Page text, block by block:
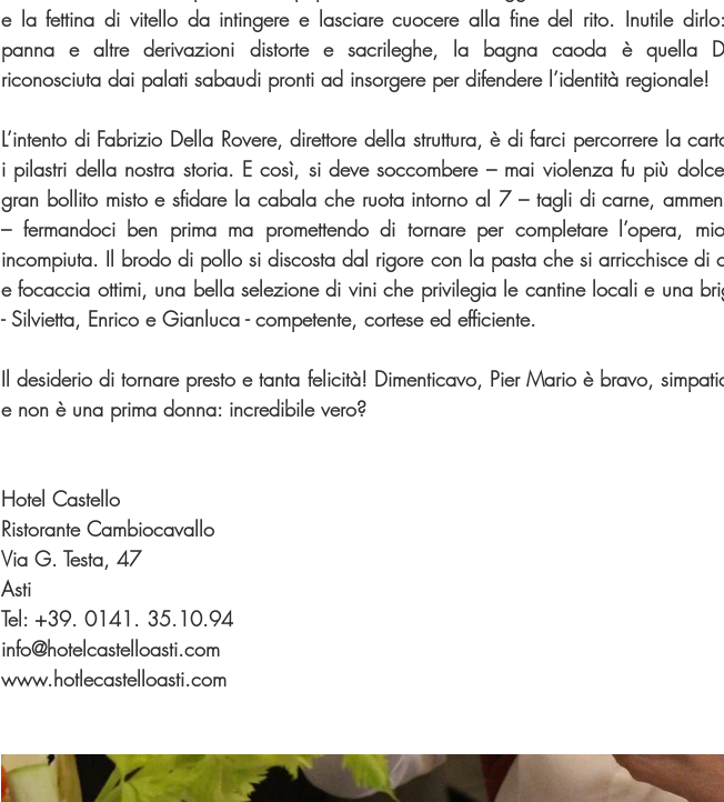
e la fettina di vitello da intingere e lasciare cuocere alla fine del rito. Inutile
panna e altre derivazioni distorte e sacrileghe, la bagna caoda è quella
riconosciuta dai palati sabaudi pronti ad insorgere per difendere l’identità regionale!
L’intento di Fabrizio Della Rovere, direttore della struttura, è di farci percorrere la
i pilastri della nostra storia. E così, si deve soccombere – mai violenza fu più
gran bollito misto e sfidare la cabala che ruota intorno al 7 – tagli di carne,
– fermandoci ben prima ma promettendo di tornare per completare l’opera,
incompiuta. Il brodo di pollo si discosta dal rigore con la pasta che si arricchisce di
e focaccia ottimi, una bella selezione di vini che privilegia le cantine locali e una
- Silvietta, Enrico e Gianluca - competente, cortese ed efficiente.
Il desiderio di tornare presto e tanta felicità! Dimenticavo, Pier Mario è bravo,
e non è una prima donna: incredibile vero?
Hotel Castello
Ristorante Cambiocavallo
Via G. Testa, 47
Asti
Tel: +39. 0141. 35.10.94
info@hotelcastelloasti.com
www.hotlecastelloasti.com